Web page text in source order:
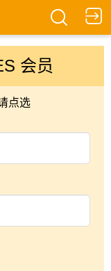
会员
点选